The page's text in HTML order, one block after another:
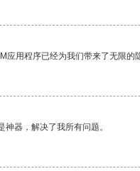
应用程序已经为我们带来了无限的
神器，解决了我所有问题。